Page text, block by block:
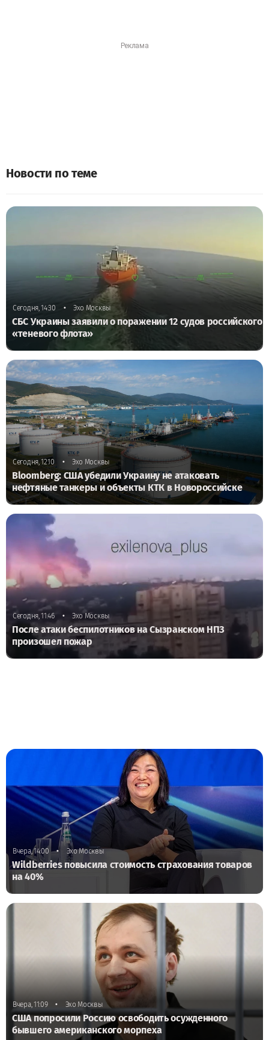
Новости по теме
Сегодня, 14:30 • Эхо Москвы
СБС Украины заявили о поражении 12 судов российского
«теневого флота»
Сегодня, 12:10 • Эхо Москвы
Bloomberg: США убедили Украину не атаковать
нефтяные танкеры и объекты КТК в Новороссийске
Сегодня, 11:46 • Эхо Москвы
После атаки беспилотников на Сызранском НПЗ
произошел пожар
Вчера, 14:00 • Эхо Москвы
Wildberries повысила стоимость страхования товаров
на 40%
Вчера, 11:09 • Эхо Москвы
США попросили Россию освободить осужденного
бывшего американского морпеха